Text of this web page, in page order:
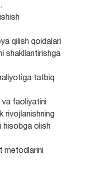
qilish qoidalari
shakllantirishga
tatbiq
faoliyatini
rivojlanishning
hisobga olish
metodlarini